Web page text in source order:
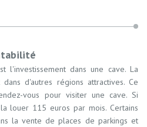
l'investissement dans une cave. La
d'autres régions attractives. Ce
vous pour visiter une cave. Si
louer 115 euros par mois. Certains
la vente de places de parkings et